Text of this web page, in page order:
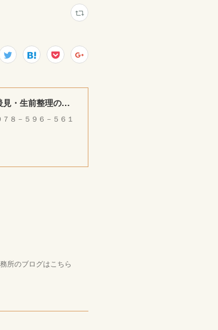
みやけ司法書士・ＦＰ ／ 行政書士事務所 ｜神戸市北区で相続・成年後見・生前整理のご相談をお受けしています。
８－５９６－５６１
所のブログはこちら